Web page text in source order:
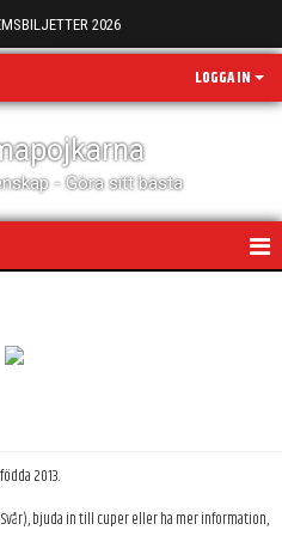
2026
LOGGA IN
- Göra sitt bästa
2013.
bjuda in till cuper eller ha mer information,